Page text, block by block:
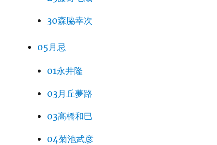
30森脇幸次
05月忌
01永井隆
03月丘夢路
03高橋和巳
04菊池武彦